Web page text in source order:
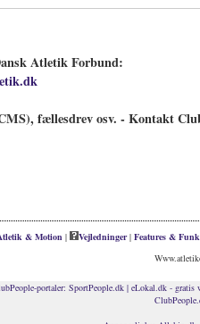
Atletik Forbund:
fællesdrev osv. - Kontakt
& Motion | Vejledninger| Features &
portaler: SportPeople.dk| eLokal.dk - gratis